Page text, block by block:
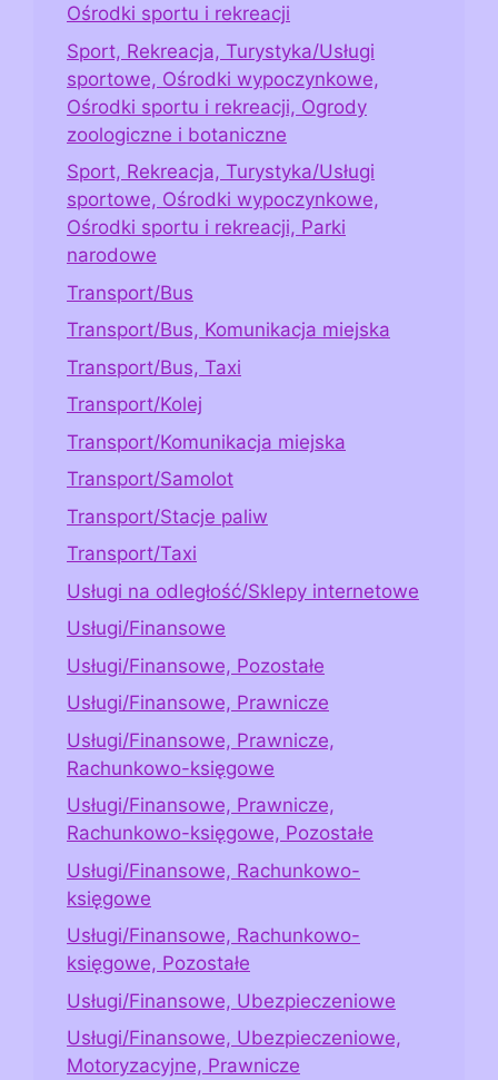
Ośrodki sportu i rekreacji
Sport, Rekreacja, Turystyka/Usługi
sportowe, Ośrodki wypoczynkowe,
Ośrodki sportu i rekreacji, Ogrody
zoologiczne i botaniczne
Sport, Rekreacja, Turystyka/Usługi
sportowe, Ośrodki wypoczynkowe,
Ośrodki sportu i rekreacji, Parki
narodowe
Transport/Bus
Transport/Bus, Komunikacja miejska
Transport/Bus, Taxi
Transport/Kolej
Transport/Komunikacja miejska
Transport/Samolot
Transport/Stacje paliw
Transport/Taxi
Usługi na odległość/Sklepy internetowe
Usługi/Finansowe
Usługi/Finansowe, Pozostałe
Usługi/Finansowe, Prawnicze
Usługi/Finansowe, Prawnicze,
Rachunkowo-księgowe
Usługi/Finansowe, Prawnicze,
Rachunkowo-księgowe, Pozostałe
Usługi/Finansowe, Rachunkowo-
księgowe
Usługi/Finansowe, Rachunkowo-
księgowe, Pozostałe
Usługi/Finansowe, Ubezpieczeniowe
Usługi/Finansowe, Ubezpieczeniowe,
Motoryzacyjne, Prawnicze